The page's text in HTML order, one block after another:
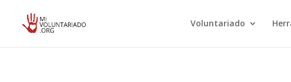
Voluntariado